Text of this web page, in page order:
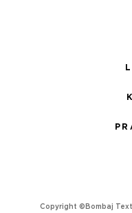
Copyright ©Bombaj